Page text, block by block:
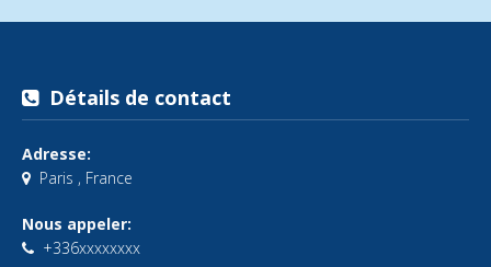
Détails de contact
Adresse:
Paris , France
Nous appeler:
+336xxxxxxxx